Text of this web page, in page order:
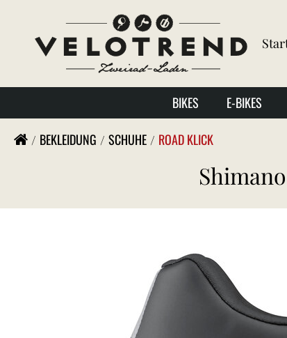
BIKES E-BIKES
BEKLEIDUNG SCHUHE ROAD KLICK